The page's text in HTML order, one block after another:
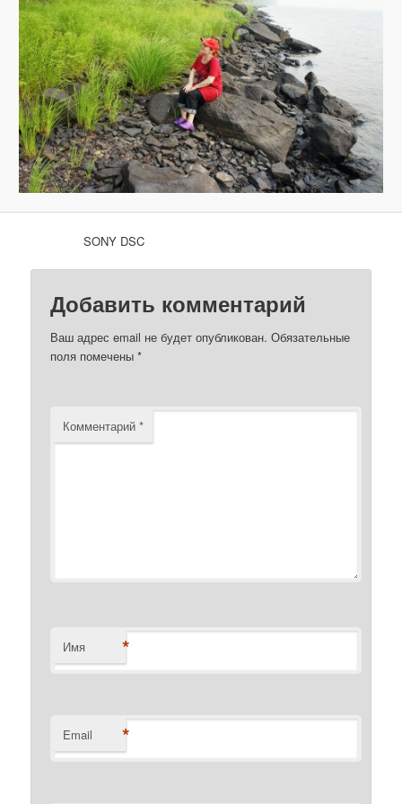
з
о
б
р
а
ж
е
н
и
я
м
SONY DSC
Добавить комментарий
Ваш адрес email не будет опубликован. Обязательные
поля помечены*
Комментарий*
Имя *
Email *